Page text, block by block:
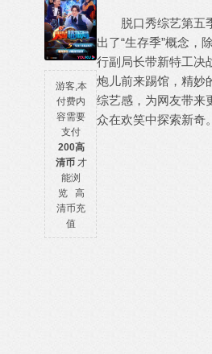
游客,本
付费内
容需要
支付
200高
清币才
能浏
览 高
清币充
值
脱口秀综艺第五季
出了“生存季”概念，
行副局长带新特工决
炮儿前来踢馆，精妙
综艺感，为网友带来
众在欢笑中探索新奇。